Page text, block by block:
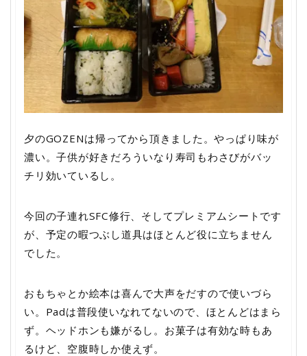
夕のGOZENは帰ってから頂きました。やっぱり味が
濃い。子供が好きだろういなり寿司もわさびがバッ
チリ効いているし。
今回の子連れSFC修行、そしてプレミアムシートです
が、予定の暇つぶし道具はほとんど役に立ちません
でした。
おもちゃとか絵本は喜んで大声をだすので使いづら
い。Padは普段使いなれてないので、ほとんどはまら
ず。ヘッドホンも嫌がるし。お菓子は有効な時もあ
るけど、空腹時しか使えず。